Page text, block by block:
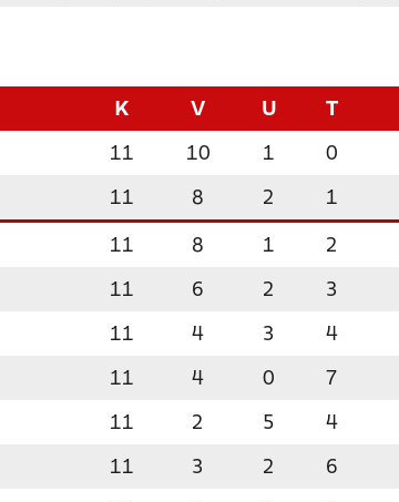
K V U T
11 10 1 0
11 8 2 1
11 8 1 2
11 6 2 3
11 4 3 4
11 4 0 7
11 2 5 4
11 3 2 6